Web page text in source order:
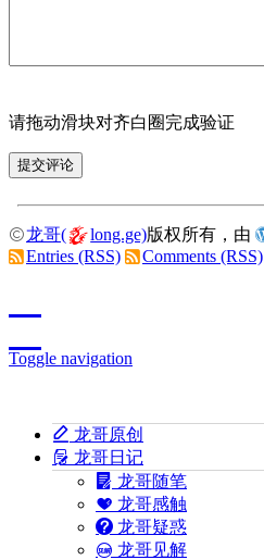
请拖动滑块对齐白圈完成验证
龙哥( long.ge)版权所有，由
Entries (RSS)
Comments (RSS)
Toggle navigation
龙哥原创
龙哥日记
龙哥随笔
龙哥感触
龙哥疑惑
龙哥见解